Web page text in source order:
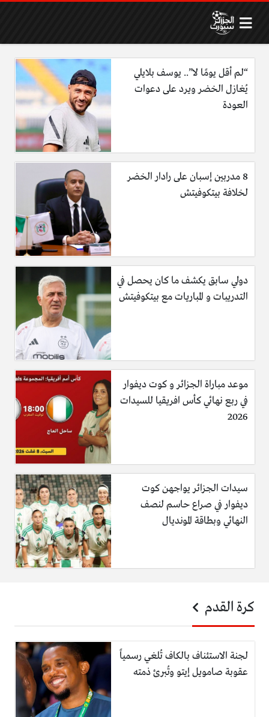
“لم أقل يومًا لا”.. يوسف بلايلي
يُغازل الخضر ويرد على دعوات
العودة
8 مدربين إسبان على رادار الخضر
لخلافة بيتكوفيتش
دولي سابق يكشف ما كان يحصل في
التدريبات و المباريات مع بيتكوفيتش
موعد مباراة الجزائر و كوت ديفوار
في ربع نهائي كأس افريقيا للسيدات
2026
سيدات الجزائر يواجهن كوت
ديفوار في صراع حاسم لنصف
النهائي وبطاقة المونديال
كرة القدم
لجنة الاستئناف بالكاف تُلغي رسمياً
عقوبة صامويل إيتو وتُبرئ ذمته